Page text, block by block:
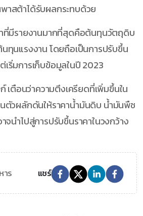
าสต้าได้รับผลกระทบด้วย
ที่มีรายงานมากที่สุดคือต้นทุนวัตถุดิบ
ทุนแรงงาน โดยถือเป็นการปรับขึ้น
ริ่มการเก็บข้อมูลในปี 2023
เตือนว่าความตึงเครียดที่เพิ่มขึ้นใน
ตัวผลักดันให้ราคาน้ำมันดิบ น้ำมันพืช
จนำไปสู่การปรับขึ้นราคาในวงกว้าง
าร แชร์